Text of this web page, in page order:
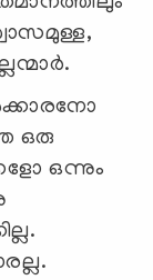
ഒരു
ഒന്നും